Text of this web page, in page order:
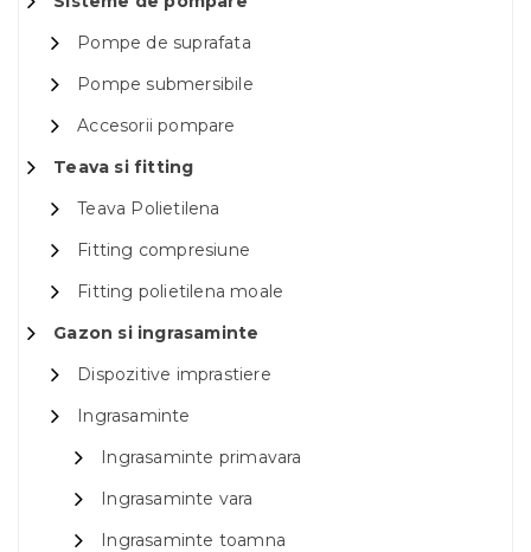
Pompe de suprafata
Pompe submersibile
Accesorii pompare
Teava si fitting
Teava Polietilena
Fitting compresiune
Fitting polietilena moale
Gazon si ingrasaminte
Dispozitive imprastiere
Ingrasaminte
Ingrasaminte primavara
Ingrasaminte vara
Ingrasaminte toamna